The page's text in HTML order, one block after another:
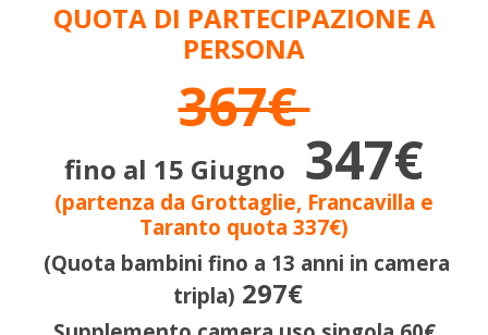
QUOTA DI PARTECIPAZIONE A
PERSONA
367€
fino al 15 Giugno 347€
(partenza da Grottaglie, Francavilla e
Taranto quota 337€)
(Quota bambini fino a 13 anni in camera
tripla) 297€